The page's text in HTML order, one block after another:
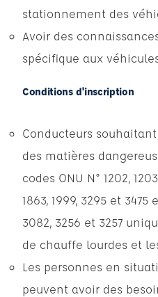
stationnement des
Avoir des
spécifique aux
Conditions d'inscription
Conducteurs
des matières
codes ONU N° 1202,
1863, 1999, 3295 et
3082, 3256 et 3257
de chauffe lourdes et
Les personnes en
peuvent avoir des